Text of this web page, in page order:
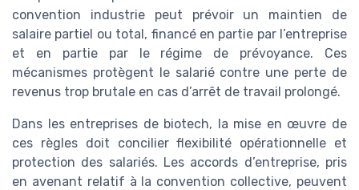
convention industrie peut prévoir un maintien de
salaire partiel ou total, financé en partie par l’entreprise
et en partie par le régime de prévoyance. Ces
mécanismes protègent le salarié contre une perte de
revenus trop brutale en cas d’arrêt de travail prolongé.
Dans les entreprises de biotech, la mise en œuvre de
ces règles doit concilier flexibilité opérationnelle et
protection des salariés. Les accords d’entreprise, pris
en avenant relatif à la convention collective, peuvent